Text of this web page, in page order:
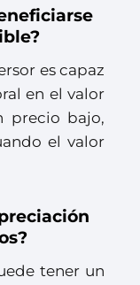
es capaz
en el valor
precio bajo,
el valor
tener un